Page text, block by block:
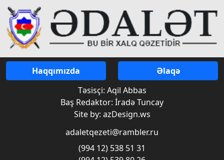
Haqqımızda
Əlaqə
Təsisçi: Aqil Abbas
Baş Redaktor: İradə Tuncay
Site by: azDesign.ws
adaletqezeti@rambler.ru
(994 12) 538 51 31